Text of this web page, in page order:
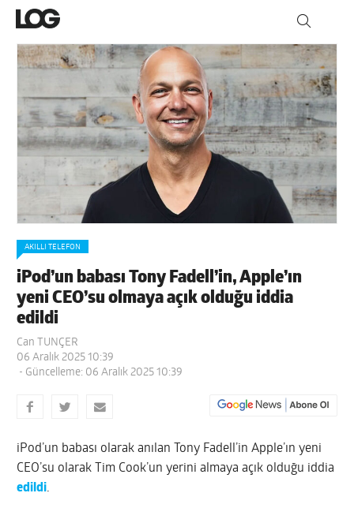
AKILLI TELEFON
iPod’un babası Tony Fadell’in, Apple’ın
yeni CEO’su olmaya açık olduğu iddia
edildi
Can TUNÇER
06 Aralık 2025 10:39
- Güncelleme: 06 Aralık 2025 10:39
iPod’un babası olarak anılan Tony Fadell’in Apple’ın yeni
CEO’su olarak Tim Cook’un yerini almaya açık olduğu iddia
edildi.